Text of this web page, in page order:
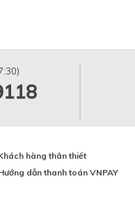
hàng thân thiết
dẫn thanh toán VNPAY